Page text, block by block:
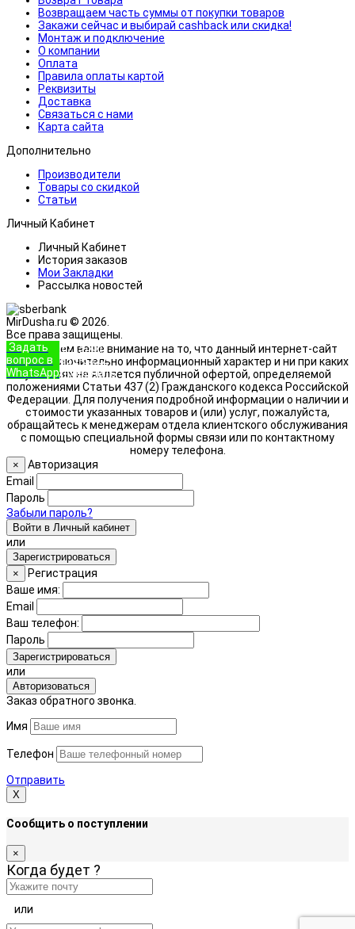
Возвращаем часть суммы от покупки товаров
Закажи сейчас и выбирай cashback или скидка!
Монтаж и подключение
О компании
Оплата
Правила оплаты картой
Реквизиты
Доставка
Связаться с нами
Карта сайта
Дополнительно
Производители
Товары со скидкой
Статьи
Личный Кабинет
Личный Кабинет
История заказов
Мои Закладки
Рассылка новостей
MirDusha.ru © 2026.
Все права защищены.
Обращаем ваше внимание на то, что данный интернет-сайт
носит исключительно информационный характер и ни при каких
условиях не является публичной офертой, определяемой
положениями Статьи 437 (2) Гражданского кодекса Российской
Федерации. Для получения подробной информации о наличии и
стоимости указанных товаров и (или) услуг, пожалуйста,
обращайтесь к менеджерам отдела клиентского обслуживания
с помощью специальной формы связи или по контактному
номеру телефона.
Задать
вопрос в
WhatsApp
+7 (933)
888-8322
Позвонить
×
Авторизация
Email
Пароль
Забыли пароль?
Войти в Личный кабинет
или
Зарегистрироваться
×
Регистрация
Ваше имя:
Email
Ваш телефон:
Пароль
Зарегистрироваться
или
Авторизоваться
Заказ обратного звонка.
Имя
Телефон
Отправить
Х
Сообщить о поступлении
×
Когда будет ?
или